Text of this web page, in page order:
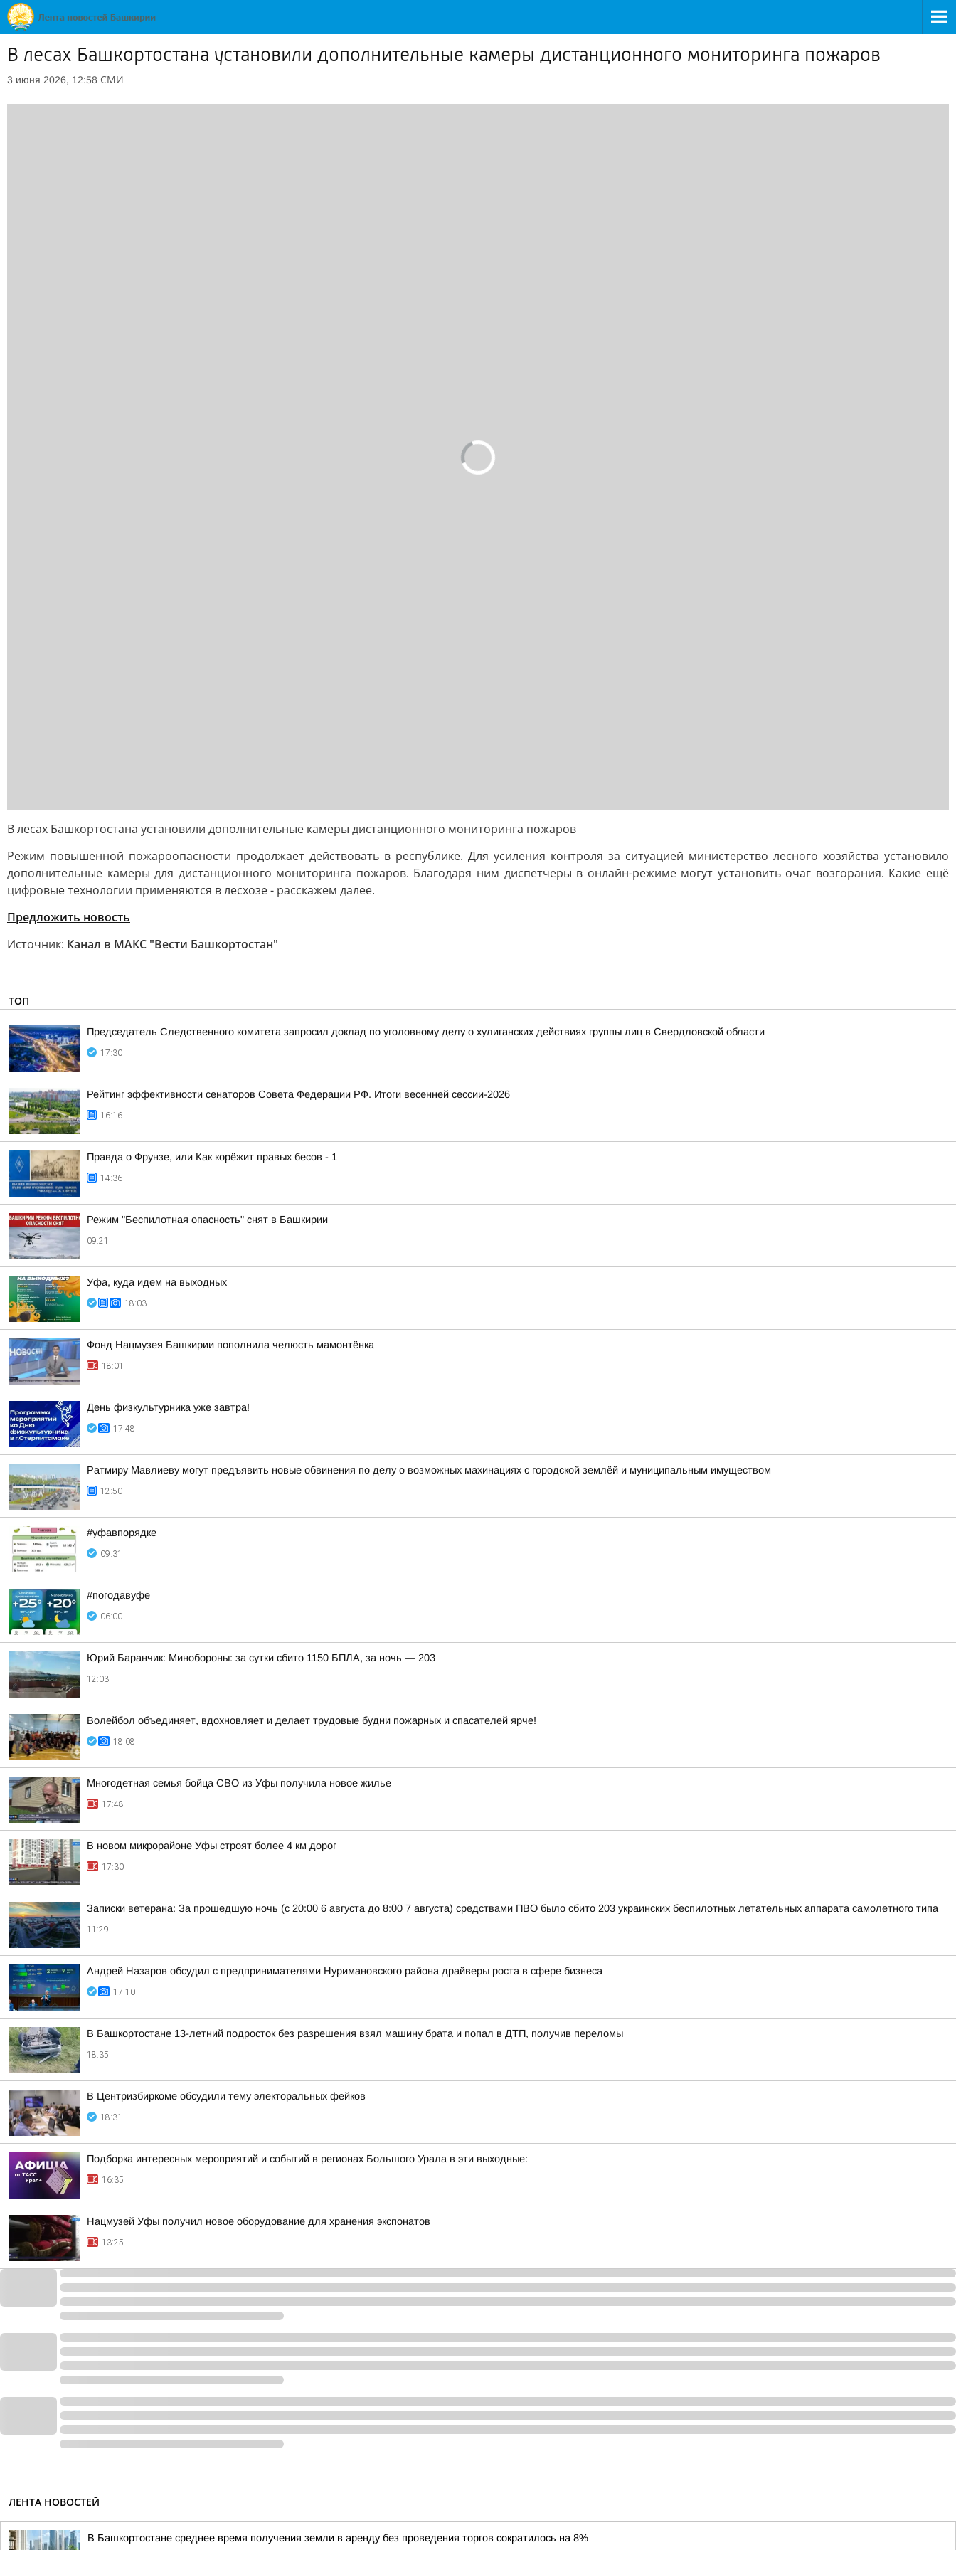
В лесах Башкортостана установили дополнительные камеры дистанционного мониторинга пожаров
3 июня 2026, 12:58 СМИ
В лесах Башкортостана установили дополнительные камеры дистанционного мониторинга пожаров
Режим повышенной пожароопасности продолжает действовать в республике. Для усиления контроля за ситуацией министерство лесного хозяйства установило
дополнительные камеры для дистанционного мониторинга пожаров. Благодаря ним диспетчеры в онлайн-режиме могут установить очаг возгорания. Какие ещё
цифровые технологии применяются в лесхозе - расскажем далее.
Предложить новость
Источник: Канал в МАКС "Вести Башкортостан"
ТОП
Председатель Следственного комитета запросил доклад по уголовному делу о хулиганских действиях группы лиц в Свердловской области
17:30
Рейтинг эффективности сенаторов Совета Федерации РФ. Итоги весенней сессии-2026
16:16
Правда о Фрунзе, или Как корёжит правых бесов - 1
14:36
Режим "Беспилотная опасность" снят в Башкирии
09:21
Уфа, куда идем на выходных
18:03
Фонд Нацмузея Башкирии пополнила челюсть мамонтёнка
18:01
День физкультурника уже завтра!
17:48
Ратмиру Мавлиеву могут предъявить новые обвинения по делу о возможных махинациях с городской землёй и муниципальным имуществом
12:50
#уфавпорядке
09:31
#погодавуфе
06:00
Юрий Баранчик: Минобороны: за сутки сбито 1150 БПЛА, за ночь — 203
12:03
Волейбол объединяет, вдохновляет и делает трудовые будни пожарных и спасателей ярче!
18:08
Многодетная семья бойца СВО из Уфы получила новое жилье
17:48
В новом микрорайоне Уфы строят более 4 км дорог
17:30
Записки ветерана: За прошедшую ночь (с 20:00 6 августа до 8:00 7 августа) средствами ПВО было сбито 203 украинских беспилотных летательных аппарата самолетного типа
11:29
Андрей Назаров обсудил с предпринимателями Нуримановского района драйверы роста в сфере бизнеса
17:10
В Башкортостане 13-летний подросток без разрешения взял машину брата и попал в ДТП, получив переломы
18:35
В Центризбиркоме обсудили тему электоральных фейков
18:31
Подборка интересных мероприятий и событий в регионах Большого Урала в эти выходные:
16:35
Нацмузей Уфы получил новое оборудование для хранения экспонатов
13:25
ЛЕНТА НОВОСТЕЙ
В Башкортостане среднее время получения земли в аренду без проведения торгов сократилось на 8%